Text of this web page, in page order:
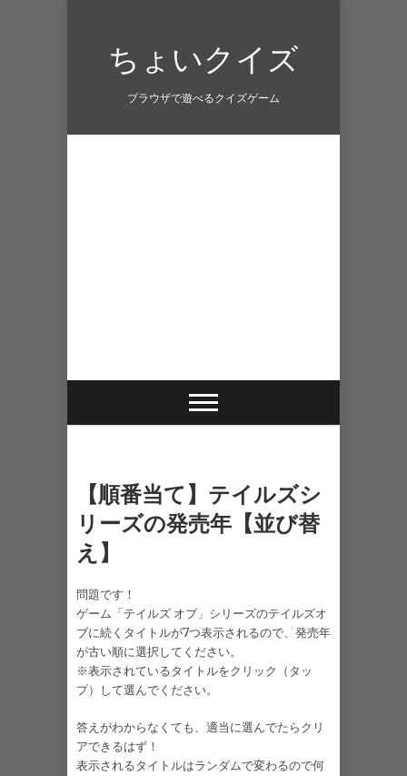
ちょいクイズ
ブラウザで遊べるクイズゲーム
【順番当て】テイルズシ
リーズの発売年【並び替
え】
問題です！
ゲーム「テイルズ オブ」シリーズのテイルズオ
ブに続くタイトルが7つ表示されるので、発売年
が古い順に選択してください。
※表示されているタイトルをクリック（タッ
プ）して選んでください。
答えがわからなくても、適当に選んでたらクリ
アできるはず！
表示されるタイトルはランダムで変わるので何